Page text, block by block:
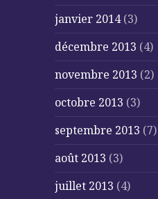
janvier 2014(3)
décembre 2013 (4)
novembre 2013 (2)
octobre 2013 (3)
septembre 2013 (7)
août 2013 (3)
juillet 2013 (4)